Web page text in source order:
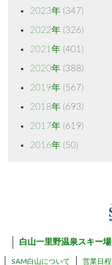
2023年(347)
2022年(326)
2021年(401)
2020年(388)
2019年(567)
2018年(693)
2017年(619)
2016年(50)
白山一里野温泉スキー場
SAM白山について 営業日程